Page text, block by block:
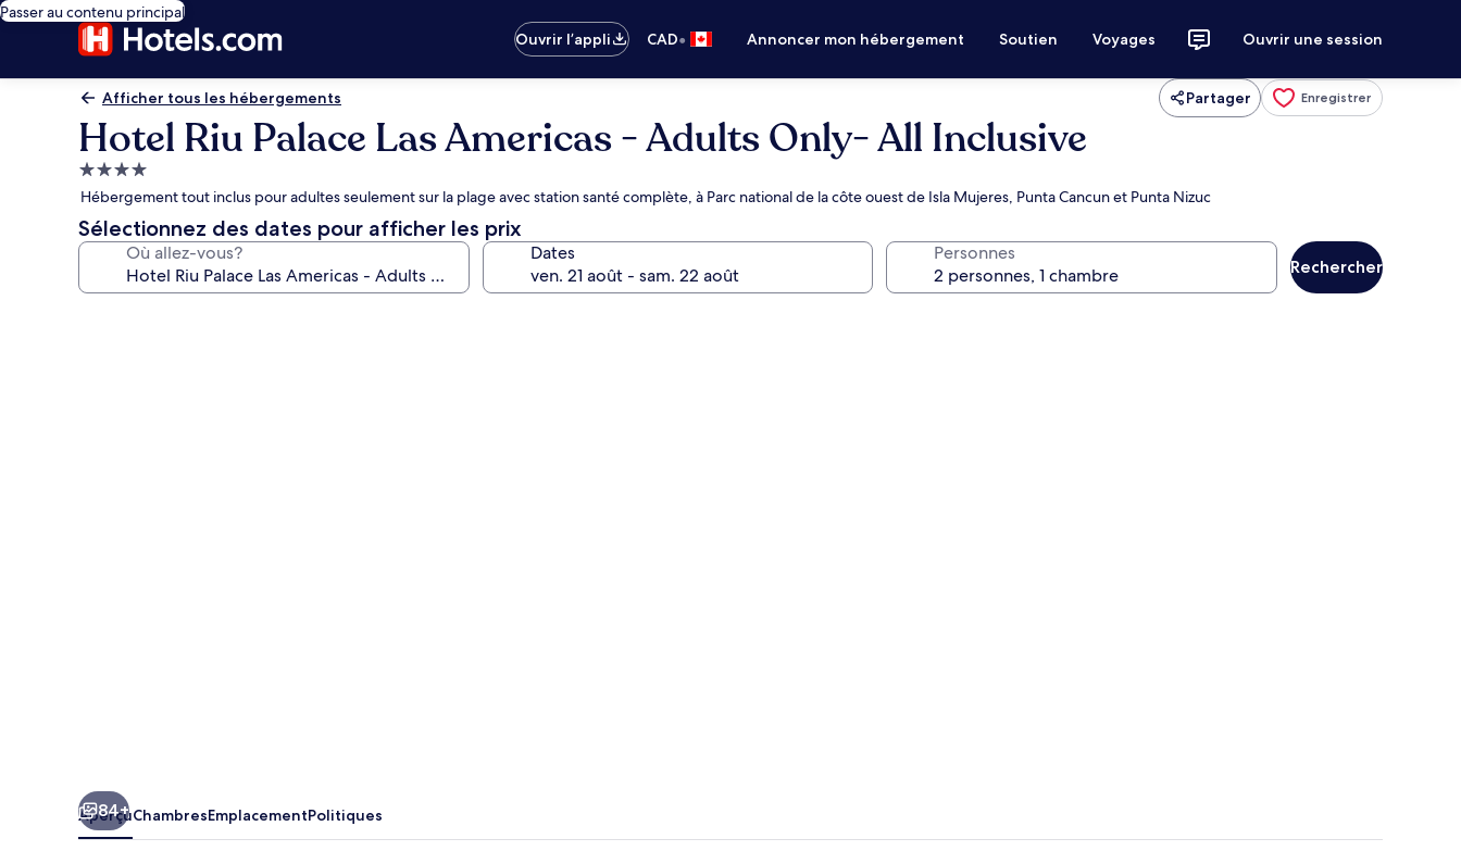
Passer au contenu principal
Ouvrir l’appli
CAD• Annoncer mon hébergement Soutien Voyages Ouvrir une session
Afficher tous les hébergements Partager Enregistrer
Hotel Riu Palace Las Americas - Adults Only- All Inclusive
Hébergement
4.0 étoiles
Hébergement tout inclus pour adultes seulement sur la plage avec station santé complète, à Parc national de la côte ouest de Isla Mujeres, Punta Cancun et Punta Nizuc
Sélectionnez des dates pour afficher les prix
Où allez-vous? Dates Personnes
Rechercher
84+
AperçuChambresEmplacementPolitiques